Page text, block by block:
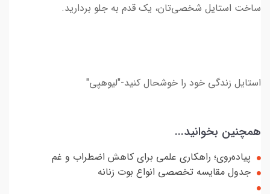
ساخت استایل شخصی‌تان، یک قدم به جلو بردارید.
استایل زندگی خود را خوشحال کنید-"لیوهپی"
همچنین بخوانید...
پیاده‌روی؛ راهکاری علمی برای کاهش اضطراب و غم
جدول مقایسه تخصصی انواع بوت زنانه